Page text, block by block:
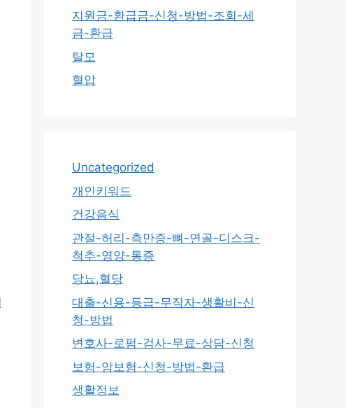
지원금-환급금-신청-방법-조회-세
금-환급
탈모
혈압
Uncategorized
개인키워드
건강음식
관절-허리-측만증-뼈-연골-디스크-
척추-영양-통증
당뇨,혈당
대출-신용-등급-무직자-생활비-신
청-방법
변호사-로펌-검사-무료-상담-신청
보험-암보험-신청-방법-환급
생활정보